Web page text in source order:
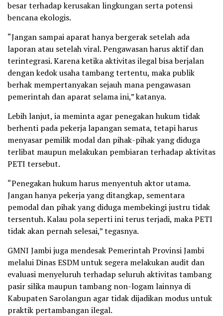
besar terhadap kerusakan lingkungan serta potensi
bencana ekologis.
“Jangan sampai aparat hanya bergerak setelah ada
laporan atau setelah viral. Pengawasan harus aktif dan
terintegrasi. Karena ketika aktivitas ilegal bisa berjalan
dengan kedok usaha tambang tertentu, maka publik
berhak mempertanyakan sejauh mana pengawasan
pemerintah dan aparat selama ini,” katanya.
Lebih lanjut, ia meminta agar penegakan hukum tidak
berhenti pada pekerja lapangan semata, tetapi harus
menyasar pemilik modal dan pihak-pihak yang diduga
terlibat maupun melakukan pembiaran terhadap aktivitas
PETI tersebut.
“Penegakan hukum harus menyentuh aktor utama.
Jangan hanya pekerja yang ditangkap, sementara
pemodal dan pihak yang diduga membekingi justru tidak
tersentuh. Kalau pola seperti ini terus terjadi, maka PETI
tidak akan pernah selesai,” tegasnya.
GMNI Jambi juga mendesak Pemerintah Provinsi Jambi
melalui Dinas ESDM untuk segera melakukan audit dan
evaluasi menyeluruh terhadap seluruh aktivitas tambang
pasir silika maupun tambang non-logam lainnya di
Kabupaten Sarolangun agar tidak dijadikan modus untuk
praktik pertambangan ilegal.